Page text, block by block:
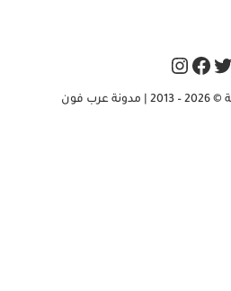
Facebook
Instagram